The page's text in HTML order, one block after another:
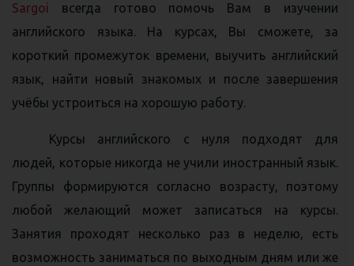
Sargoi всегда готово помочь Вам в изучении
английского языка. На курсах, Вы сможете, за
короткий промежуток времени, выучить английский
язык, найти новый знакомых и после завершения
учёбы устроиться на хорошую работу.
Курсы английского с нуля подходят для
людей, которые никогда не учили иностранный язык.
Группы формируются согласно возрасту, поэтому
любой желающий может записаться на курсы.
Занятия проходят несколько раз в неделю, есть
возможность заниматься по выходным дням или же